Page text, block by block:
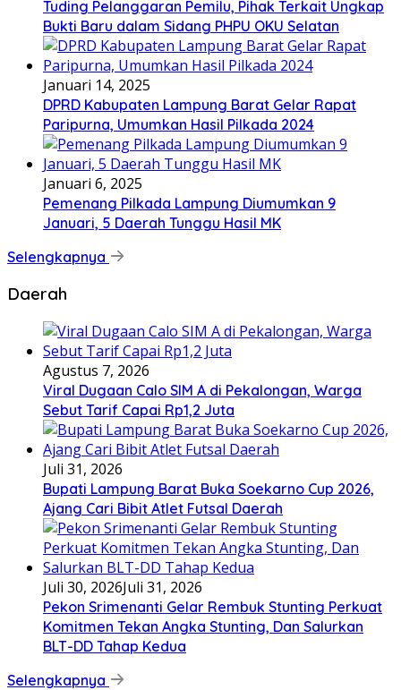
Tuding Pelanggaran Pemilu, Pihak Terkait Ungkap
Bukti Baru dalam Sidang PHPU OKU Selatan
Januari 14, 2025
DPRD Kabupaten Lampung Barat Gelar Rapat
Paripurna, Umumkan Hasil Pilkada 2024
Januari 6, 2025
Pemenang Pilkada Lampung Diumumkan 9
Januari, 5 Daerah Tunggu Hasil MK
Selengkapnya
Daerah
Agustus 7, 2026
Viral Dugaan Calo SIM A di Pekalongan, Warga
Sebut Tarif Capai Rp1,2 Juta
Juli 31, 2026
Bupati Lampung Barat Buka Soekarno Cup 2026,
Ajang Cari Bibit Atlet Futsal Daerah
Juli 30, 2026Juli 31, 2026
Pekon Srimenanti Gelar Rembuk Stunting Perkuat
Komitmen Tekan Angka Stunting, Dan Salurkan
BLT-DD Tahap Kedua
Selengkapnya